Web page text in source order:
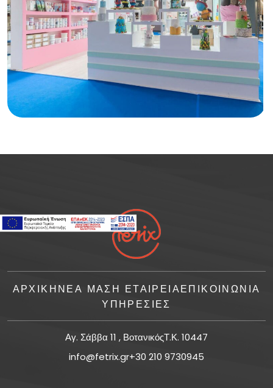
ΑΡΧΙΚΗΝΈΑ ΜΑΣΗ ΕΤΑΙΡΕΙΑΕΠΙΚΟΙΝΩΝΙΑ
ΥΠΗΡΕΣΙΕΣ
Αγ. Σάββα 11 , ΒοτανικόςΤ.Κ. 10447
info@fetrix.gr+30 210 9730945